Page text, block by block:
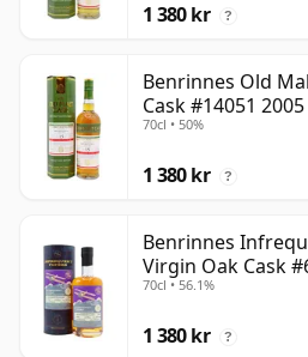
1 380 kr ?
Benrinnes Old
Cask #14051
70cl • 50%
1 380 kr ?
Benrinnes
Virgin Oak Cask
gammal
70cl • 56.1%
1 380 kr ?